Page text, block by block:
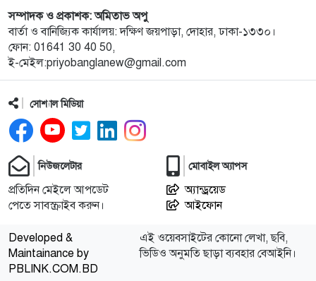
আবু সাঈদ হত্যা মামলা: বেরোবি’র সাবেক ভিসি হাসিবুর
রশীদকে কারাগারে প্রেরণ
১০
দোহারের চৈতাবাতরে মাদকবিরোধী সভা অনুষ্ঠিত
১১
সভা
১২
দোহারে বসতবাড়িতে সংঘবদ্ধ ডাকাতদলের হানা, ৫৫ ভরি
স্বর্ণালংকার ও নগদ টাকা লুট
১৩
অরুণাচল সংঘ চ্যাম্পিয়ন
১৪
সম্পাদক ও প্রকাশক: অমিতাভ অপু
বার্তা ও বানিজ্যিক কার্যালয়: দক্ষিণ জয়পাড়া, দোহার, ঢাকা-১৩৩০।
ফোন: 01641 30 40 50,
ই-মেইল:priyobanglanew@gmail.com
সোশ্যাল মিডিয়া
নিউজলেটার
প্রতিদিন মেইলে আপডেট
পেতে সাবস্ক্রাইব করুন।
মোবাইল অ্যাপস
অ্যান্ড্রয়েড
আইফোন
Developed &
Maintainance by
PBLINK.COM.BD
এই ওয়েবসাইটের কোনো লেখা, ছবি,
ভিডিও অনুমতি ছাড়া ব্যবহার বেআইনি।